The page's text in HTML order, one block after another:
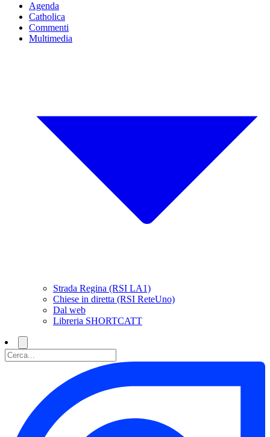
Agenda
Catholica
Commenti
Multimedia
Strada Regina (RSI LA1)
Chiese in diretta (RSI ReteUno)
Dal web
Libreria SHORTCATT